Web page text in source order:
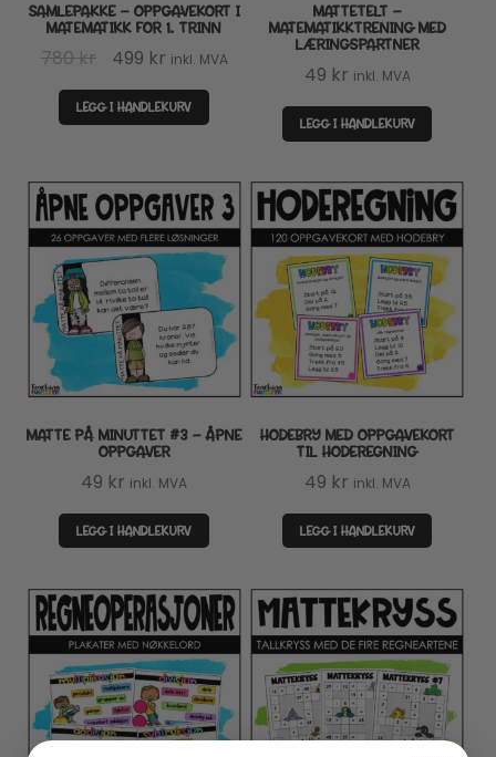
SAMLEPAKKE – OPPGAVEKORT I
MATEMATIKK FOR 1. TRINN
780kr
Opprinnelig
pris
var:
499 krNåværende
pris
er:
inkl. MVA
LEGG I HANDLEKURV
MATTETELT –
MATEMATIKKTRENING MED
LÆRINGSPARTNER
49 kr inkl. MVA
LEGG I HANDLEKURV
MATTE PÅ MINUTTET #3 – ÅPNE
OPPGAVER
49 kr inkl. MVA
LEGG I HANDLEKURV
HODEBRY MED OPPGAVEKORT
TIL HODEREGNING
49 kr inkl. MVA
LEGG I HANDLEKURV